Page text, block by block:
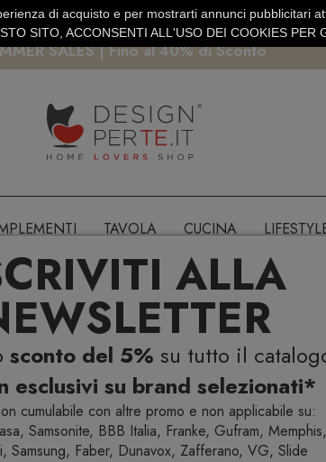
ALLA
sconto del 5% su tutto il
esclusivi su brand selezionati*
cumulabile con altre promo e non applicabile su:
Samsonite, BBB Italia, Franke, Gufram,
Samsung, Faber, Dunavox, Zafferano, VG, Slide
PAGAMENTO SICURO PAYPAL · CARTA DI CREDITO
SALES | Fino al 40% di Sconto
TAVOLA CUCINA
Sedie Poltroncine Gray 24
di acquisto e per mostrarti annunci pubblicitari
SITO, ACCONSENTI ALL'USO DEI COOKIES PER